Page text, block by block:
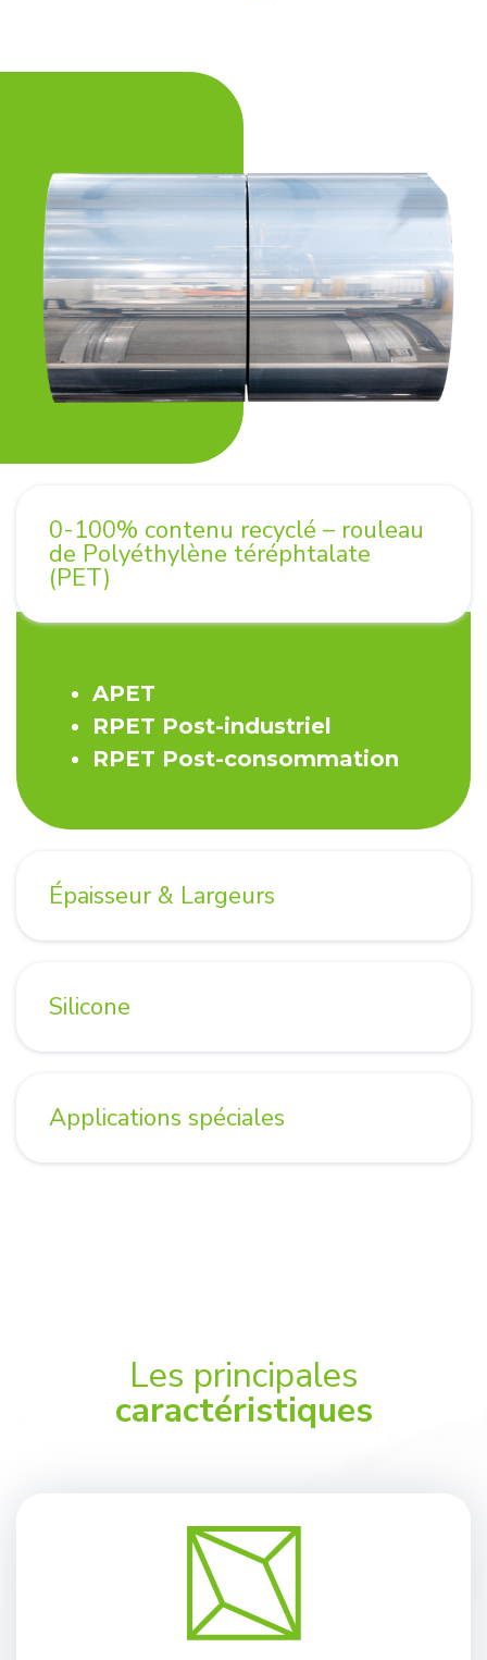
0-100% contenu recyclé – rouleau
de Polyéthylène téréphtalate
(PET)
APET
RPET Post-industriel
RPET Post-consommation
Épaisseur & Largeurs
Silicone
Applications spéciales
Les principales
caractéristiques